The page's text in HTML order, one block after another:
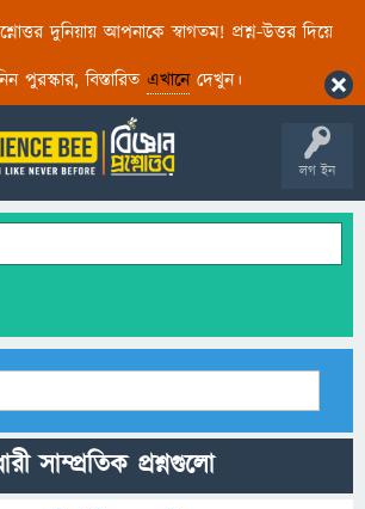
দুনিয়ায় আপনাকে স্বাগতম! প্রশ্ন-উত্তর দিয়ে
পুরস্কার, বিস্তারিত এখানেদেখুন।
লগ ইন
সাম্প্রতিক প্রশ্নগুলো